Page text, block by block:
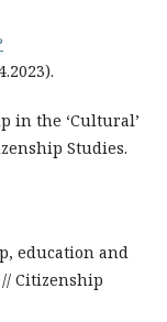
in the ‘Cultural’
Studies.
education and
Citizenship